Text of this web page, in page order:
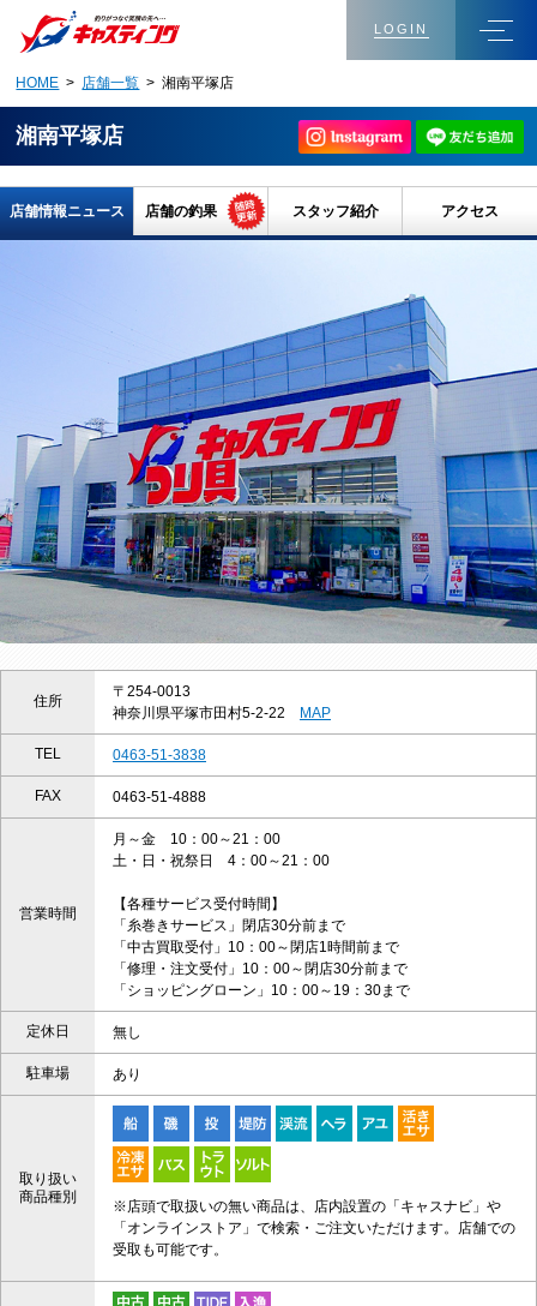
LOGIN
HOME > 店舗一覧 > 湘南平塚店
湘南平塚店
店舗情報ニュース 店舗の釣果 スタッフ紹介 アクセス
住所
〒254-0013
神奈川県平塚市田村5-2-22
MAP
TEL 0463-51-3838
FAX 0463-51-4888
営業時間
月～金 10：00～21：00
土・日・祝祭日 4：00～21：00
【各種サービス受付時間】
「糸巻きサービス」閉店30分前まで
「中古買取受付」10：00～閉店1時間前まで
「修理・注文受付」10：00～閉店30分前まで
「ショッピングローン」10：00～19：30まで
定休日 無し
駐車場 あり
取り扱い
商品種別
※店頭で取扱いの無い商品は、店内設置の「キャスナビ」や
「オンラインストア」で検索・ご注文いただけます。店舗での
受取も可能です。